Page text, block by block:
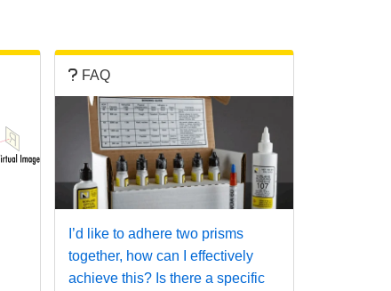
FAQ
I’d like to adhere two prisms
together, how can I effectively
achieve this? Is there a specific